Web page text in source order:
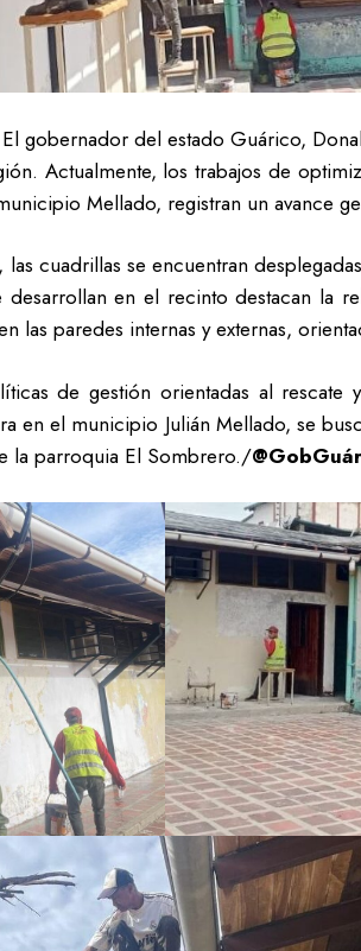
El gobernador del estado Guárico,
Actualmente, los trabajos de
Mellado, registran un avance
cuadrillas se encuentran
desarrollan en el recinto destacan la
las paredes internas y externas,
de gestión orientadas al
en el municipio Julián Mellado, se
la parroquia El Sombrero./